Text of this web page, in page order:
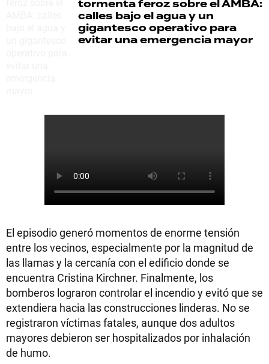
tormenta feroz sobre el AMBA:
calles bajo el agua y un
gigantesco operativo para
evitar una emergencia mayor
El episodio generó momentos de enorme tensión
entre los vecinos, especialmente por la magnitud de
las llamas y la cercanía con el edificio donde se
encuentra Cristina Kirchner. Finalmente, los
bomberos lograron controlar el incendio y evitó que se
extendiera hacia las construcciones linderas. No se
registraron víctimas fatales, aunque dos adultos
mayores debieron ser hospitalizados por inhalación
de humo.